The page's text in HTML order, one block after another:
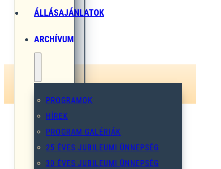
ÁLLÁSAJÁNLATOK
ARCHÍVUM
PROGRAMOK
HÍREK
PROGRAM GALÉRIÁK
25 ÉVES JUBILEUMI ÜNNEPSÉG
30 ÉVES JUBILEUMI ÜNNEPSÉG